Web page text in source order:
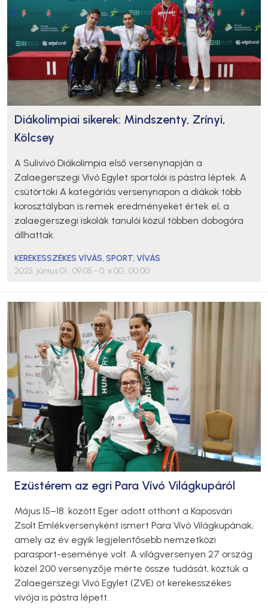
Diákolimpiai sikerek: Mindszenty, Zrínyi,
Kölcsey
A Sulivívó Diákolimpia első versenynapján a
Zalaegerszegi Vívó Egylet sportolói is pástra léptek. A
csütörtöki A kategóriás versenynapon a diákok több
korosztályban is remek eredményeket értek el, a
zalaegerszegi iskolák tanulói közül többen dobogóra
állhattak.
KEREKESSZÉKES VÍVÁS,SPORT,VÍVÁS
2025. június 01., 09:05 - 0. x 00., 00:00
Ezüstérem az egri Para Vívó Világkupáról
Május 15–18. között Eger adott otthont a Kaposvári
Zsolt Emlékversenyként ismert Para Vívó Világkupának,
amely az év egyik legjelentősebb nemzetközi
parasport-eseménye volt. A világversenyen 27 ország
közel 200 versenyzője mérte össze tudását, köztük a
Zalaegerszegi Vívó Egylet (ZVE) öt kerekesszékes
vívója is pástra lépett.